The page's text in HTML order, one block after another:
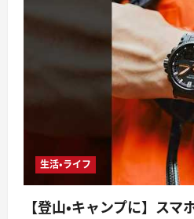
生活・ライフ
【登山・キャンプに】ス